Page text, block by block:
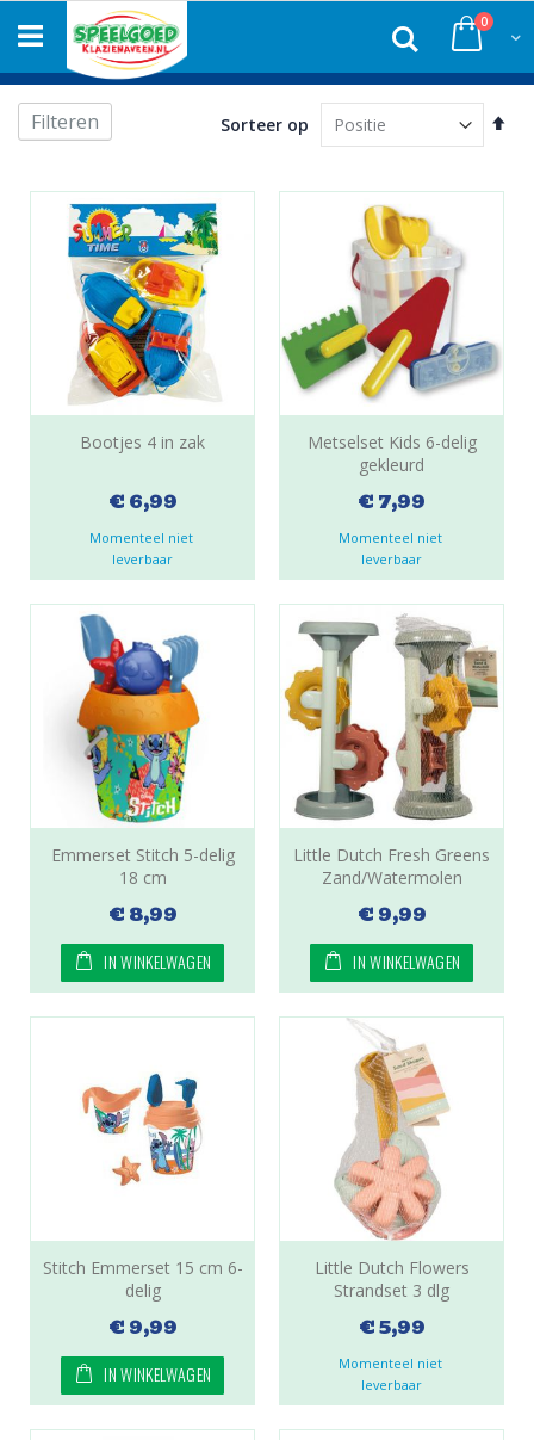
naar
de
inhoud
0
Zoek
Sorteer op
Van
Bootjes 4 in zak
€ 6,99
Momenteel niet
leverbaar
Metselset Kids 6-delig
gekleurd
€ 7,99
Momenteel niet
leverbaar
Emmerset Stitch 5-delig
18 cm
€ 8,99
IN WINKELWAGEN
Little Dutch Fresh Greens
Zand/Watermolen
€ 9,99
IN WINKELWAGEN
Stitch Emmerset 15 cm 6-
delig
€ 9,99
IN WINKELWAGEN
Little Dutch Flowers
Strandset 3 dlg
€ 5,99
Momenteel niet
leverbaar
Filteren